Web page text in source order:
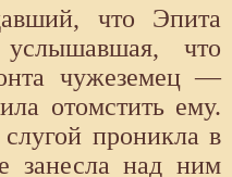
что Эпита
что
чужеземец —
отомстить ему.
проникла в
занесла над ним